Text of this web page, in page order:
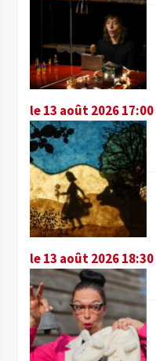
le 13 août 2026 17:00
le 13 août 2026 18:30